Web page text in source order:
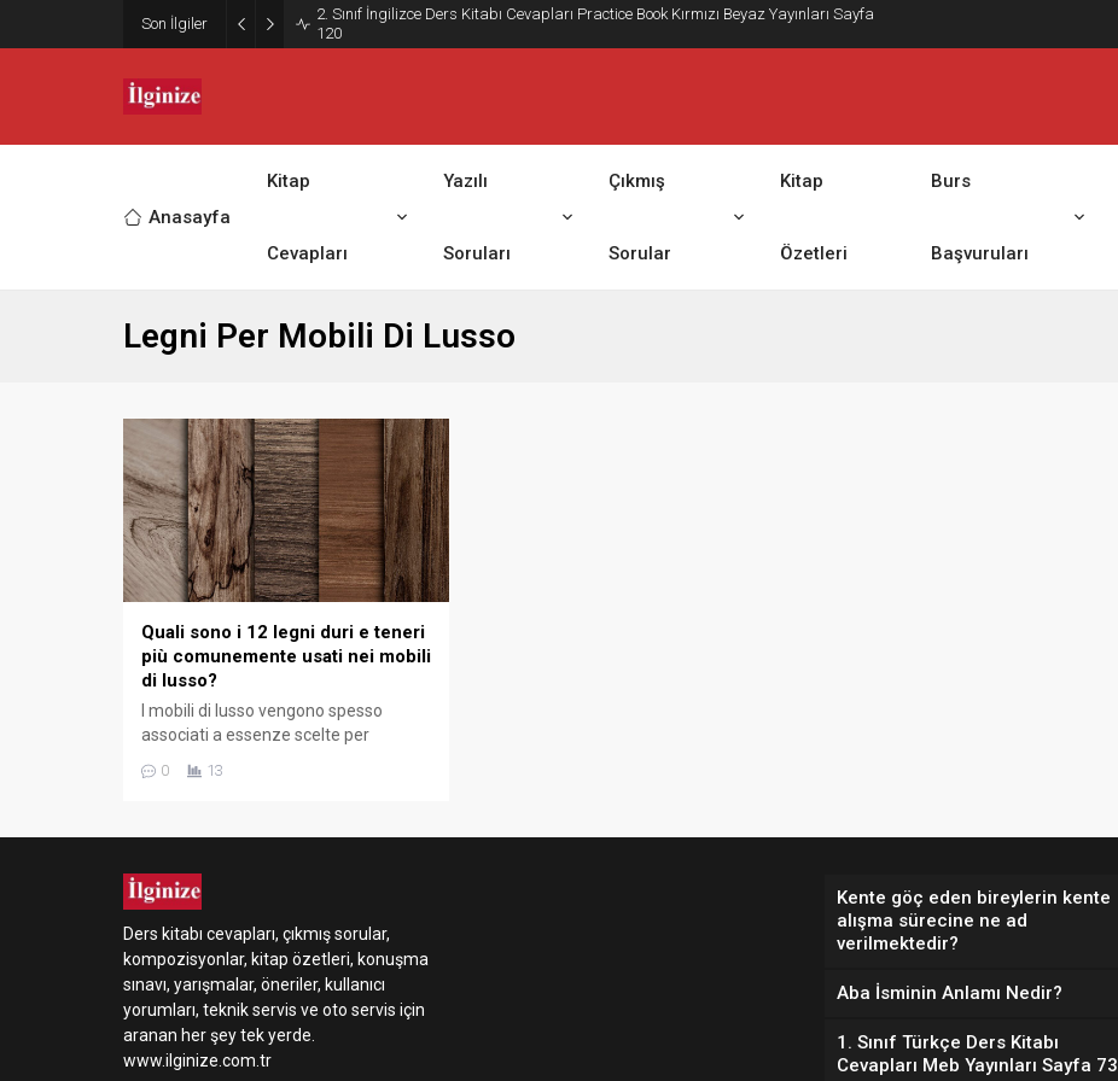
Son İlgiler
2. Sınıf İngilizce Ders Kitabı Cevapları Practice Book Kırmızı Beyaz Yayınları Sayfa
120
Anasayfa
Kitap
Cevapları
Yazılı
Soruları
Çıkmış
Sorular
Kitap
Özetleri
Burs
Başvuruları
Legni Per Mobili Di Lusso
Quali sono i 12 legni duri e teneri
più comunemente usati nei mobili
di lusso?
I mobili di lusso vengono spesso
associati a essenze scelte per
capacità di ricevere finiture di pregio,
vista sia le scelte più funzionali di
alcune parti...
0 13
Ders kitabı cevapları, çıkmış sorular,
kompozisyonlar, kitap özetleri, konuşma
sınavı, yarışmalar, öneriler, kullanıcı
yorumları, teknik servis ve oto servis için
aranan her şey tek yerde.
www.ilginize.com.tr
Kente göç eden bireylerin kente
alışma sürecine ne ad
verilmektedir?
Aba İsminin Anlamı Nedir?
1. Sınıf Türkçe Ders Kitabı
Cevapları Meb Yayınları Sayfa 73